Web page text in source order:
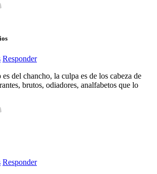
Responder
del chancho, la culpa es de los cabeza de
brutos, odiadores, analfabetos que lo
Responder